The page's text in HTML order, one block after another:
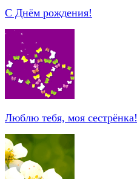
С Днём рождения!
Люблю тебя, моя сестрёнка!